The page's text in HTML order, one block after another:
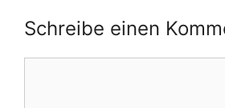
Schreibe einen